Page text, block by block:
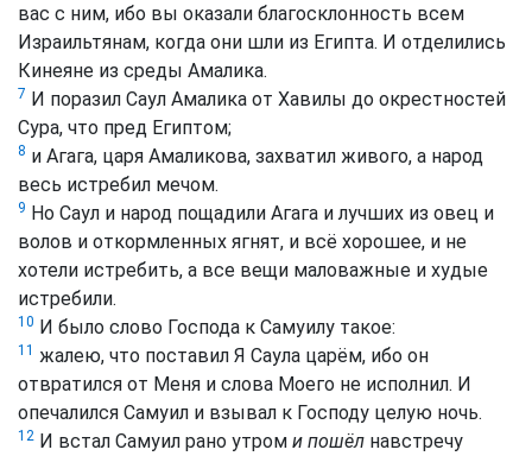
вас с ним, ибо вы оказали благосклонность всем
Израильтянам, когда они шли из Египта. И отделились
Кинеяне из среды Амалика.
7 И поразил Саул Амалика от Хавилы до окрестностей
Сура, что пред Египтом;
8 и Агага, царя Амаликова, захватил живого, а народ
весь истребил мечом.
9 Но Саул и народ пощадили Агага и лучших из овец и
волов и откормленных ягнят, и всё хорошее, и не
хотели истребить, а все вещи маловажные и худые
истребили.
10 И было слово Господа к Самуилу такое:
11 жалею, что поставил Я Саула царём, ибо он
отвратился от Меня и слова Моего не исполнил. И
опечалился Самуил и взывал к Господу целую ночь.
12 И встал Самуил рано утром и пошёл навстречу